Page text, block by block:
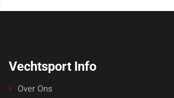
Vechtsport Info
Over Ons